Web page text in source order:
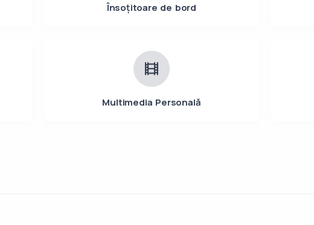
Însoțitoare de bord
Multimedia Personală